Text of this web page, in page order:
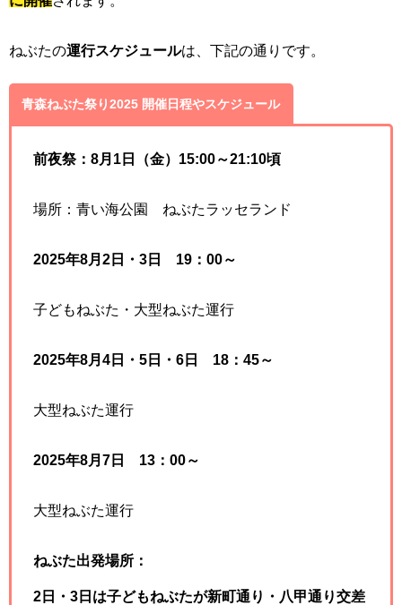
ねぶたの運行スケジュールは、下記の通りです。
青森ねぶた祭り2025 開催日程やスケジュール
前夜祭：8月1日（金）15:00～21:10頃
場所：青い海公園 ねぶたラッセランド
2025年8月2日 ・ 3日 19：00～
子どもねぶた・大型ねぶた運行
2025年8月4日・5日・6日 18：45～
大型ねぶた運行
2025年8月7日 13：00～
大型ねぶた運行
ねぶた出発場所：
2日・3日は子どもねぶたが新町通り・八甲通り交差